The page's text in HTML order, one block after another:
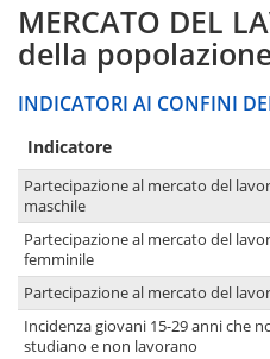
MERCATO DEL
della
INDICATORI AI CONFINI
Indicatore
Partecipazione al mercato del
maschile
Partecipazione al mercato del
femminile
Partecipazione al mercato del
Incidenza giovani 15-29 anni che
studiano e non lavorano